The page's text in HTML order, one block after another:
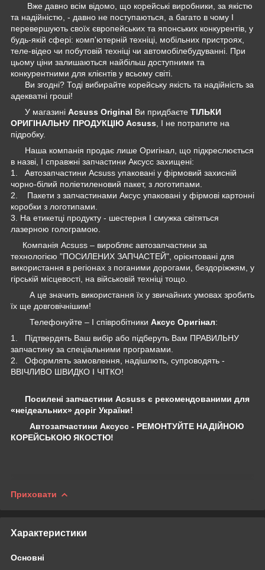
Вже давно всім відомо, що корейські виробники, за якістю
та надійністю, - давно не поступаються, а багато в чому І
перевершують своїх європейських та японських конкурентів, у
будь-якій сфері: комп'ютерній техніці, мобільних пристроях,
теле-відео чи побутовій техніці чи автомобілебудуванні. При
цьому ціни залишаються найбільш доступними та
конкурентними для клієнтів у всьому світі.
Ви згодні? Тоді вибирайте корейську якість та надійність за
адекватні гроші!
У магазині Acsuss Original Ви придбаєте ТІЛЬКИ
ОРИГІНАЛЬНУ ПРОДУКЦІЮ Acsuss , І не потрапите на
підробку.
Наша компанія продає лише Оригінал, що підкреслюється
в назві, І справжні запчастини Аксусс захищені:
1. Автозапчастини Acsuss упаковані у фірмовий захисній
чорно-білий поліетиленовий пакет, з логотипами.
2. Пакети з запчастинами Аксус упаковані у фірмові картонні
коробки з логотипами.
3. На етикетці продукту - шестерня І смужка світяться
лазерною голограмою.
Компанія Acsuss – виробляє автозапчастини за
технологією "ПОСИЛЕНИХ ЗАПЧАСТЕЙ", орієнтовані для
використання в регіонах з поганими дорогами, бездоріжжям, у
гірській місцевості, на військовій техніці тощо.
А це значить використання їх у звичайних умовах зробить
їх ще довговічнішим!
Телефонуйте – І співробітники Аксус Оригінал:
1. Підтвердять Ваш вибір або підберуть Вам ПРАВИЛЬНУ
запчастину за спеціальними програмами.
2. Оформлять замовлення, надішлють, супроводять -
ВВІЧЛИВО ШВИДКО І ЧІТКО!
Посилені запчастини Acsuss є рекомендованими для
«неідеальних» доріг України!
Автозапчастини Аксусс - РЕМОНТУЙТЕ НАДІЙНОЮ
КОРЕЙСЬКОЮ ЯКОСТЮ!
Приховати
Характеристики
Основні